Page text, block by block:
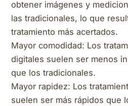
obtener imágenes y
las tradicionales, lo que
tratamiento más acertados.
Mayor comodidad: Los
digitales suelen ser menos
que los tradicionales.
Mayor rapidez: Los
suelen ser más rápidos que